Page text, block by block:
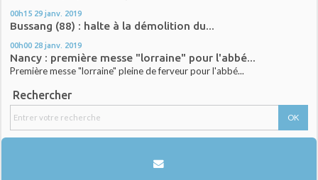
00h15 29 janv. 2019
Bussang (88) : halte à la démolition du...
00h00 28 janv. 2019
Nancy : première messe "lorraine" pour l'abbé...
Première messe "lorraine" pleine de ferveur pour l'abbé...
Rechercher